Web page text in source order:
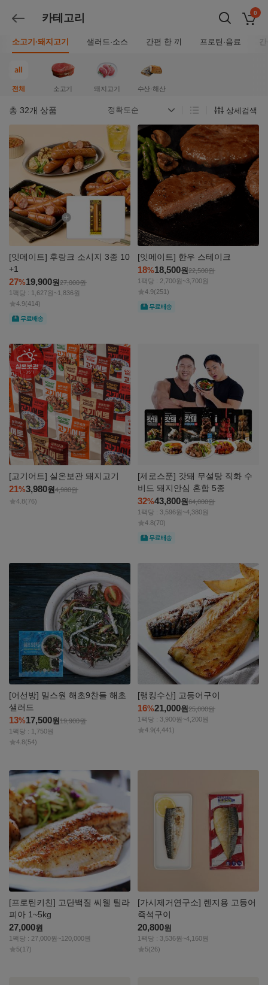
뒤로가기카테고리 장바구
0
소고기·돼지고기 샐러드·소스 간편 한 끼 프로틴·음료
전체 소고기 돼지고기 수산·해산
총 32개 상품 상세검색
[잇메이트] 후랑크 소시지 3종 10
+1
27%19,900원27,000원
1팩당 : 1,627원~1,836원
4.9(414)
무료
보기
[잇메이트] 한우 스테이크
18%18,500원22,500원
1팩당 : 2,700원~3,700원
4.9(251)
무료
자세히
보기
[고기어트] 실온보관 돼지고기
21%3,980원4,980원
4.8(76)
자세히
보기
[제로스푼] 갓돼 무설탕 직화 수
비드 돼지안심 혼합 5종
32%43,800원64,000원
1팩당 : 3,596원~4,380원
4.8(70)
무료
[어선방] 밀스원 해초9찬들 해초
샐러드
13%17,500원19,900원
1팩당 : 1,750원
4.8(54)
자세히
[랭킹수산] 고등어구이
16%21,000원25,000원
1팩당 : 3,900원~4,200원
4.9(4,441)
[프로틴키친] 고단백질 씨웰 틸라
피아 1~5kg
27,000원
1팩당 : 27,000원~120,000원
5(17)
자세히
보기
[가시제거연구소] 렌지용 고등어
즉석구이
20,800원
1팩당 : 3,536원~4,160원
5(26)